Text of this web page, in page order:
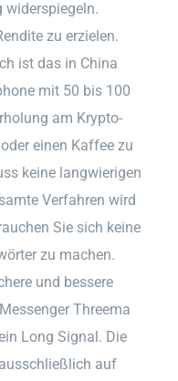
widerspiegeln.
zu erzielen.
ist das in China
mit 50 bis 100
am Krypto-
einen Kaffee zu
keine langwierigen
Verfahren wird
Sie sich keine
zu machen.
und bessere
Threema
Long Signal. Die
auf